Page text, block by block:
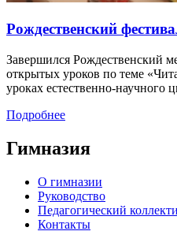
Рождественский
Завершился Рождественский
открытых уроков по теме
уроках естественно-научного
Подробнее
Гимназия
О гимназии
Руководство
Педагогический
Контакты